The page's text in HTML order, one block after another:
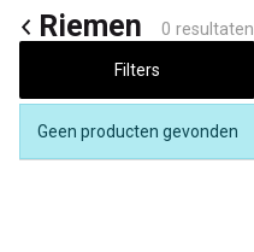
Riemen 0 resultaten
Filters
Geen producten gevonden